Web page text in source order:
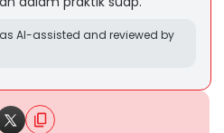
AI-assisted and reviewed by